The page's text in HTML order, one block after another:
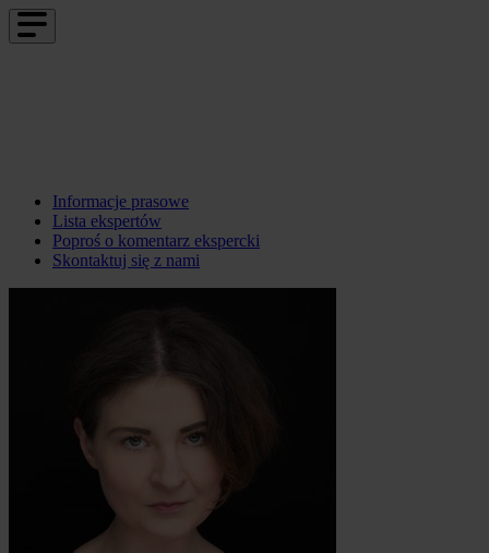
Informacje prasowe
Lista ekspertów
Poproś o komentarz ekspercki
Skontaktuj się z nami